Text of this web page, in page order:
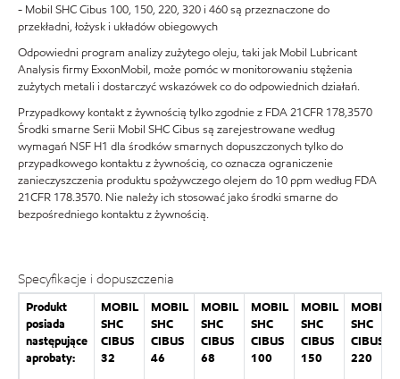
- Mobil SHC Cibus 100, 150, 220, 320 i 460 są przeznaczone do
przekładni, łożysk i układów obiegowych
Odpowiedni program analizy zużytego oleju, taki jak Mobil Lubricant
Analysis firmy ExxonMobil, może pomóc w monitorowaniu stężenia
zużytych metali i dostarczyć wskazówek co do odpowiednich działań.
Przypadkowy kontakt z żywnością tylko zgodnie z FDA 21CFR 178,3570
Środki smarne Serii Mobil SHC Cibus są zarejestrowane według
wymagań NSF H1 dla środków smarnych dopuszczonych tylko do
przypadkowego kontaktu z żywnością, co oznacza ograniczenie
zanieczyszczenia produktu spożywczego olejem do 10 ppm według FDA
21CFR 178.3570. Nie należy ich stosować jako środki smarne do
bezpośredniego kontaktu z żywnością.
Specyfikacje i dopuszczenia
Produkt
posiada
następujące
aprobaty:
MOBIL
SHC
CIBUS
32
MOBIL
SHC
CIBUS
46
MOBIL
SHC
CIBUS
68
MOBIL
SHC
CIBUS
100
MOBIL
SHC
CIBUS
150
MOBIL
SHC
CIBUS
220